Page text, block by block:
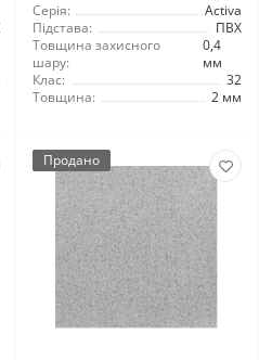
Серія:
Activa
Підстава:
ПВХ
Товщина захисного
шару:
0,4
мм
Клас:
32
Товщина:
2 мм
Продано